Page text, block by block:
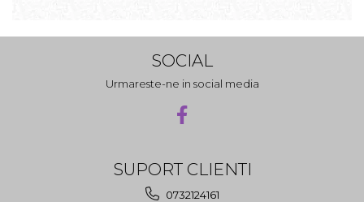
SOCIAL
Urmareste-ne in social media
SUPORT CLIENTI
0732124161